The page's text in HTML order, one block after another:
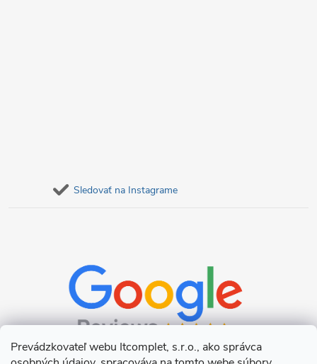
Prevádzkovateľ webu Itcomplet, s.r.o., ako správca
Sledovať na Instagrame